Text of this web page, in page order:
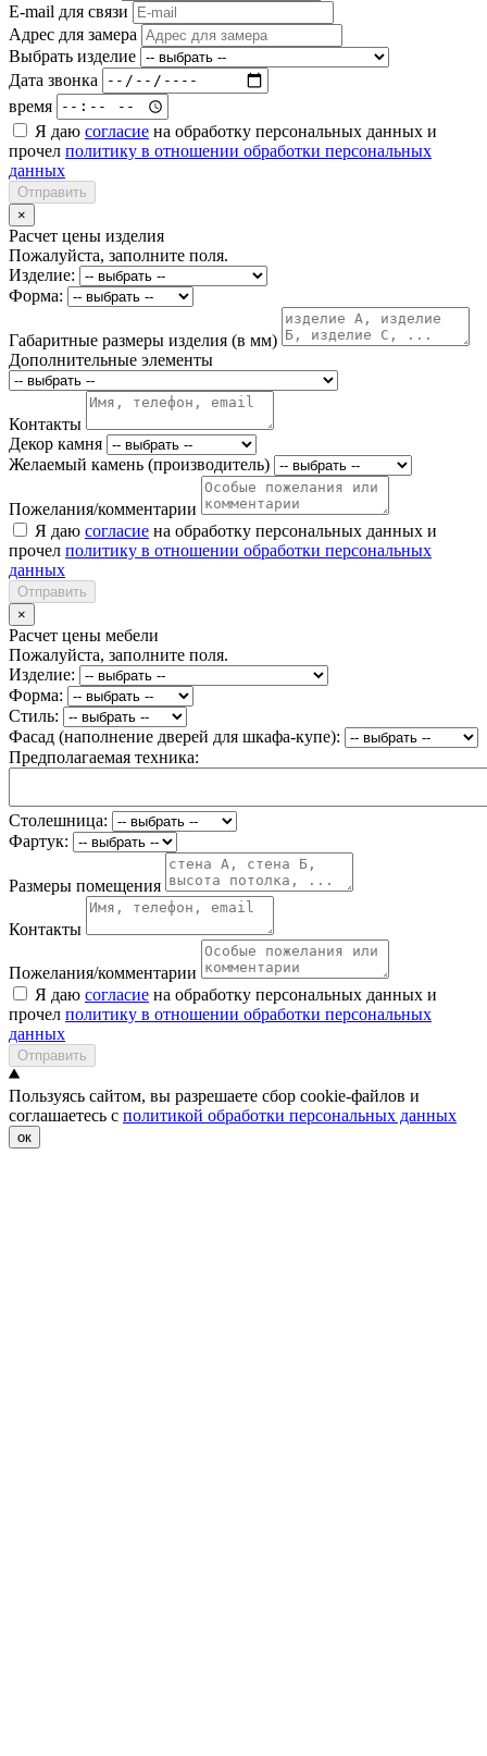
E-mail для связи
Адрес для замера
Выбрать изделие
Дата звонка
время
Я даю согласие на обработку персональных данных и
прочел политику в отношении обработки персональных
данных
Отправить
×
Расчет цены изделия
Пожалуйста, заполните поля.
Изделие:
Форма:
Габаритные размеры изделия (в мм)
Дополнительные элементы
Контакты
Декор камня
Желаемый камень (производитель)
Пожелания/комментарии
Я даю согласие на обработку персональных данных и
прочел политику в отношении обработки персональных
данных
Отправить
×
Расчет цены мебели
Пожалуйста, заполните поля.
Изделие:
Форма:
Стиль:
Фасад (наполнение дверей для шкафа-купе):
Предполагаемая техника:
Столешница:
Фартук:
Размеры помещения
Контакты
Пожелания/комментарии
Я даю согласие на обработку персональных данных и
прочел политику в отношении обработки персональных
данных
Отправить
Пользуясь сайтом, вы разрешаете сбор cookie-файлов и
соглашаетесь с политикой обработки персональных данных
ок